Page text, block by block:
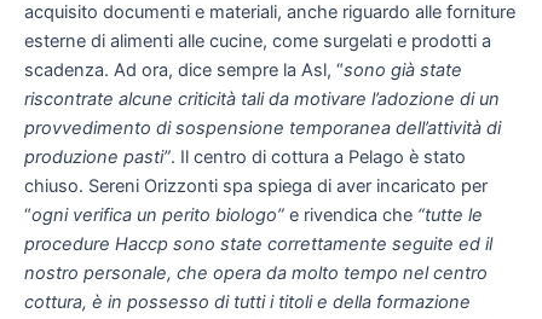
acquisito documenti e materiali, anche riguardo alle forniture
esterne di alimenti alle cucine, come surgelati e prodotti a
scadenza. Ad ora, dice sempre la Asl, “sono già state
riscontrate alcune criticità tali da motivare l’adozione di un
provvedimento di sospensione temporanea dell’attività di
produzione pasti”. Il centro di cottura a Pelago è stato
chiuso. Sereni Orizzonti spa spiega di aver incaricato per
“ogni verifica un perito biologo” e rivendica che “tutte le
procedure Haccp sono state correttamente seguite ed il
nostro personale, che opera da molto tempo nel centro
cottura, è in possesso di tutti i titoli e della formazione